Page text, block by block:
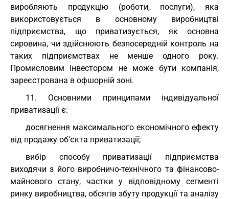
виробляють продукцію (роботи, послуги), яка
використовується в основному виробництві
підприємства, що приватизується, як основна
сировина, чи здійснюють безпосередній контроль на
таких підприємствах не менше одного року.
Промисловим інвестором не може бути компанія,
зареєстрована в офшорній зоні.
11. Основними принципами індивідуальної
приватизації є:
досягнення максимального економічного ефекту
від продажу об'єкта приватизації;
вибір способу приватизації підприємства
виходячи з його виробничо-технічного та фінансово-
майнового стану, частки у відповідному сегменті
ринку виробництва, обсягів збуту продукції та аналізу